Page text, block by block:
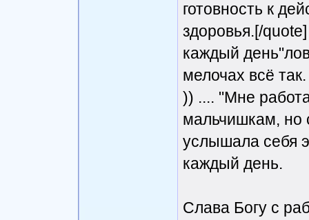
готовность к
здоровья.[/quote]
каждый
мелочах всё
)) .... "Мне
мальчишкам, но
услышала себя
каждый день.
Слава Богу с